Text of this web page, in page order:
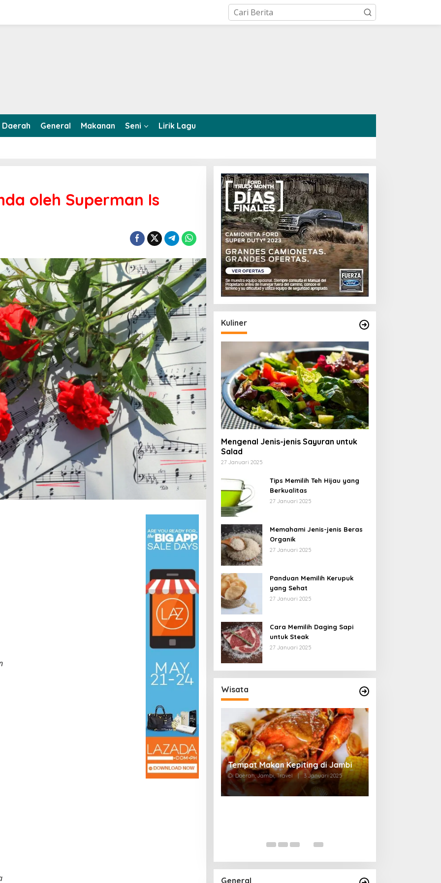
Daerah General Makanan Seni Lirik Lagu
oleh Superman Is
Kuliner
Mengenal Jenis-jenis Sayuran untuk
Salad
27 Januari 2025
Tips Memilih Teh Hijau yang
Berkualitas
27 Januari 2025
Memahami Jenis-jenis Beras
Organik
27 Januari 2025
Panduan Memilih Kerupuk
yang Sehat
27 Januari 2025
Cara Memilih Daging Sapi
untuk Steak
27 Januari 2025
Wisata
Tempat Makan Kepiting di Jambi
| 3 Januari 2025
Tempat Makan di Thehok Jambi
Di Daerah, Jambi, Travel | 3 Januari 2025
General